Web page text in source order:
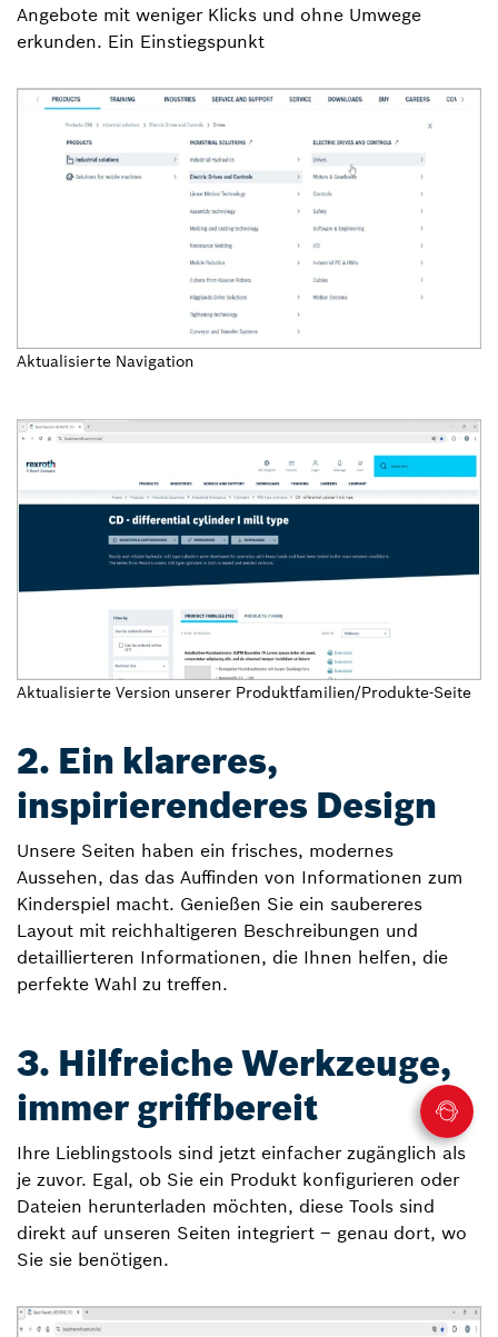
Angebote mit weniger Klicks und ohne Umwege
erkunden. Ein Einstiegspunkt
Aktualisierte Navigation
Aktualisierte Version unserer Produktfamilien/Produkte-Seite
2. Ein klareres,
inspirierenderes Design
Unsere Seiten haben ein frisches, modernes
Aussehen, das das Auffinden von Informationen zum
Kinderspiel macht. Genießen Sie ein saubereres
Layout mit reichhaltigeren Beschreibungen und
detaillierteren Informationen, die Ihnen helfen, die
perfekte Wahl zu treffen.
3. Hilfreiche Werkzeuge,
immer griffbereit
Ihre Lieblingstools sind jetzt einfacher zugänglich als
je zuvor. Egal, ob Sie ein Produkt konfigurieren oder
Dateien herunterladen möchten, diese Tools sind
direkt auf unseren Seiten integriert – genau dort, wo
Sie sie benötigen.